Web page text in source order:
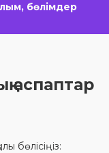
бөлімдер
аспаптар
бөлісіңіз: